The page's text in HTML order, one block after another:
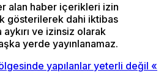
alan haber içerikleri izin
gösterilerek dahi iktibas
ve izinsiz olarak
yerde yayınlanamaz.